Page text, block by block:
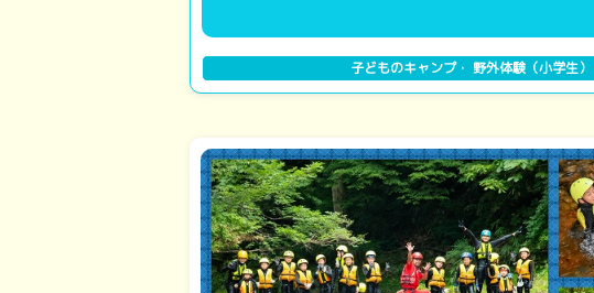
子どものキャンプ・ 野外体験（小学生）